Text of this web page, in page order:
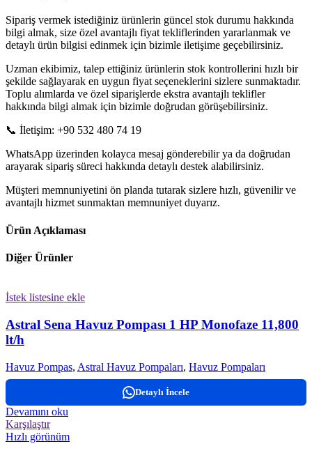
Sipariş vermek istediğiniz ürünlerin güncel stok durumu hakkında
bilgi almak, size özel avantajlı fiyat tekliflerinden yararlanmak ve
detaylı ürün bilgisi edinmek için bizimle iletişime geçebilirsiniz.
Uzman ekibimiz, talep ettiğiniz ürünlerin stok kontrollerini hızlı bir
şekilde sağlayarak en uygun fiyat seçeneklerini sizlere sunmaktadır.
Toplu alımlarda ve özel siparişlerde ekstra avantajlı teklifler
hakkında bilgi almak için bizimle doğrudan görüşebilirsiniz.
📞 İletişim: +90 532 480 74 19
WhatsApp üzerinden kolayca mesaj gönderebilir ya da doğrudan
arayarak sipariş süreci hakkında detaylı destek alabilirsiniz.
Müşteri memnuniyetini ön planda tutarak sizlere hızlı, güvenilir ve
avantajlı hizmet sunmaktan memnuniyet duyarız.
Ürün Açıklaması
Diğer Ürünler
İstek listesine ekle
Astral Sena Havuz Pompası 1 HP Monofaze 11,800
lt/h
Havuz Pompas, Astral Havuz Pompaları, Havuz Pompaları
Detaylı İncele
Devamını oku
Karşılaştır
Hızlı görünüm